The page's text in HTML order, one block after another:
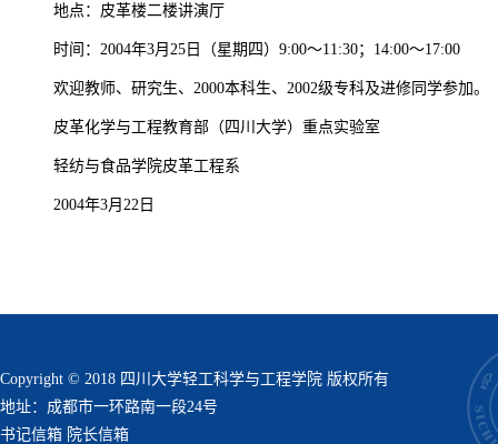
地点：皮革楼二楼讲演厅
时间：2004年3月25日（星期四）9:00～11:30；14:00～17:00
欢迎教师、研究生、2000本科生、2002级专科及进修同学参加。
皮革化学与工程教育部（四川大学）重点实验室
轻纺与食品学院皮革工程系
2004年3月22日
Copyright © 2018 四川大学轻工科学与工程学院 版权所有
地址：成都市一环路南一段24号
书记信箱 院长信箱